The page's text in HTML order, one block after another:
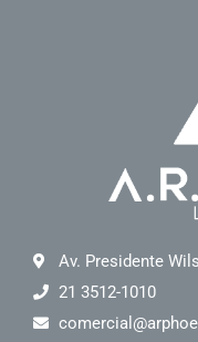
Av. Presidente
21 3512-1010